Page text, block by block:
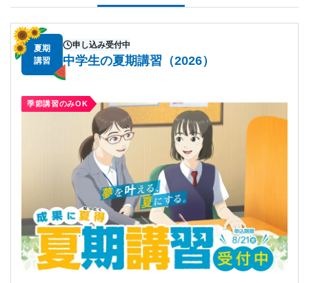
夏期
講習
申し込み受付中
中学生の夏期講習（2026）